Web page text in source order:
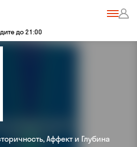
до 21:00
Аффект и Глубина